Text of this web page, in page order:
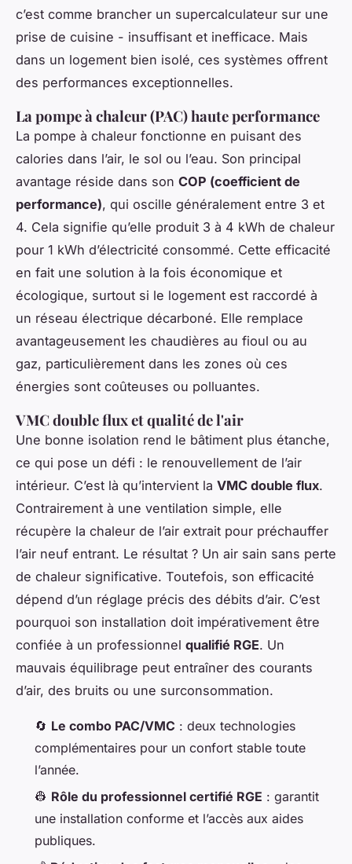
c’est comme brancher un supercalculateur sur une
prise de cuisine - insuffisant et inefficace. Mais
dans un logement bien isolé, ces systèmes offrent
des performances exceptionnelles.
La pompe à chaleur (PAC) haute performance
La pompe à chaleur fonctionne en puisant des
calories dans l’air, le sol ou l’eau. Son principal
avantage réside dans son COP (coefficient de
performance), qui oscille généralement entre 3 et
4. Cela signifie qu’elle produit 3 à 4 kWh de chaleur
pour 1 kWh d’électricité consommé. Cette efficacité
en fait une solution à la fois économique et
écologique, surtout si le logement est raccordé à
un réseau électrique décarboné. Elle remplace
avantageusement les chaudières au fioul ou au
gaz, particulièrement dans les zones où ces
énergies sont coûteuses ou polluantes.
VMC double flux et qualité de l'air
Une bonne isolation rend le bâtiment plus étanche,
ce qui pose un défi : le renouvellement de l’air
intérieur. C’est là qu’intervient la VMC double flux.
Contrairement à une ventilation simple, elle
récupère la chaleur de l’air extrait pour préchauffer
l’air neuf entrant. Le résultat ? Un air sain sans perte
de chaleur significative. Toutefois, son efficacité
dépend d’un réglage précis des débits d’air. C’est
pourquoi son installation doit impérativement être
confiée à un professionnel qualifié RGE. Un
mauvais équilibrage peut entraîner des courants
d’air, des bruits ou une surconsommation.
🔄 Le combo PAC/VMC : deux technologies
complémentaires pour un confort stable toute
l’année.
👷 Rôle du professionnel certifié RGE : garantit
une installation conforme et l’accès aux aides
publiques.